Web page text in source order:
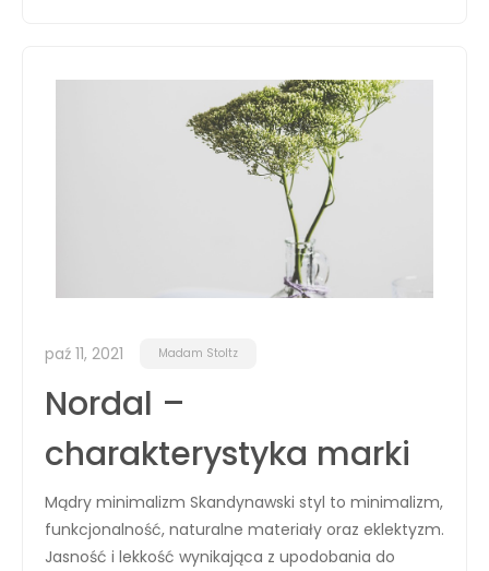
paź 11, 2021 Madam Stoltz
Nordal –
charakterystyka marki
Mądry minimalizm Skandynawski styl to minimalizm,
funkcjonalność, naturalne materiały oraz eklektyzm.
Jasność i lekkość wynikająca z upodobania do